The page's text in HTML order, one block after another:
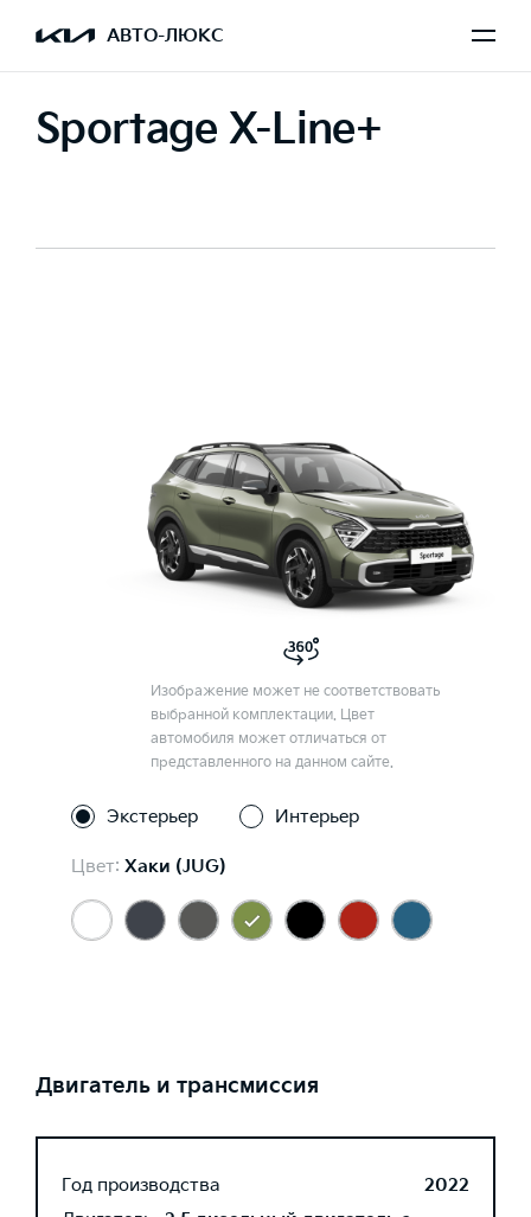
АВТО-ЛЮКС
Sportage X-Line+
Изображение может не соответствовать
выбранной комплектации. Цвет
автомобиля может отличаться от
представленного на данном сайте.
Экстерьер Интерьер
Цвет: Хаки (JUG)
Двигатель и трансмиссия
Год производства
2022